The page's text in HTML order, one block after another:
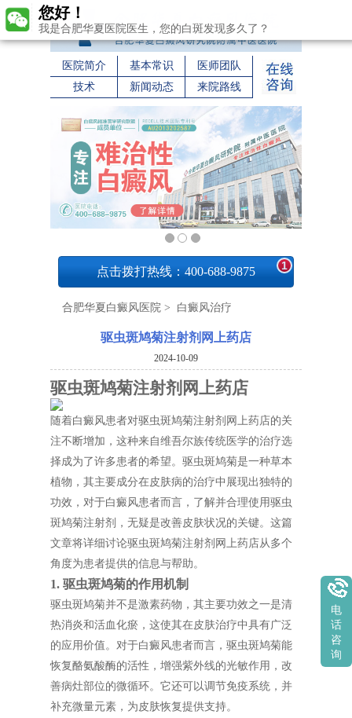
医院简介 基本常识
医师团队
技术
新闻动态 来院路线
点击拨打热线：400-688-9875 1
合肥华夏白癜风医院 > 白癜风治疗
驱虫斑鸠菊注射剂网上药店
2024-10-09
驱虫斑鸠菊注射剂网上药店
随着白癜风患者对驱虫斑鸠菊注射剂网上药店的关
注不断增加，这种来自维吾尔族传统医学的治疗选
择成为了许多患者的希望。驱虫斑鸠菊是一种草本
植物，其主要成分在皮肤病的治疗中展现出独特的
功效，对于白癜风患者而言，了解并合理使用驱虫
斑鸠菊注射剂，无疑是改善皮肤状况的关键。这篇
文章将详细讨论驱虫斑鸠菊注射剂网上药店从多个
角度为患者提供的信息与帮助。
1. 驱虫斑鸠菊的作用机制
驱虫斑鸠菊并不是激素药物，其主要功效之一是清
热消炎和活血化瘀，这使其在皮肤治疗中具有广泛
的应用价值。对于白癜风患者而言，驱虫斑鸠菊能
恢复酪氨酸酶的活性，增强紫外线的光敏作用，改
善病灶部位的微循环。它还可以调节免疫系统，并
补充微量元素，为皮肤恢复提供支持。
您好！
我是合肥华夏医院医生，您的白斑发现多久了？
电
话
咨
询